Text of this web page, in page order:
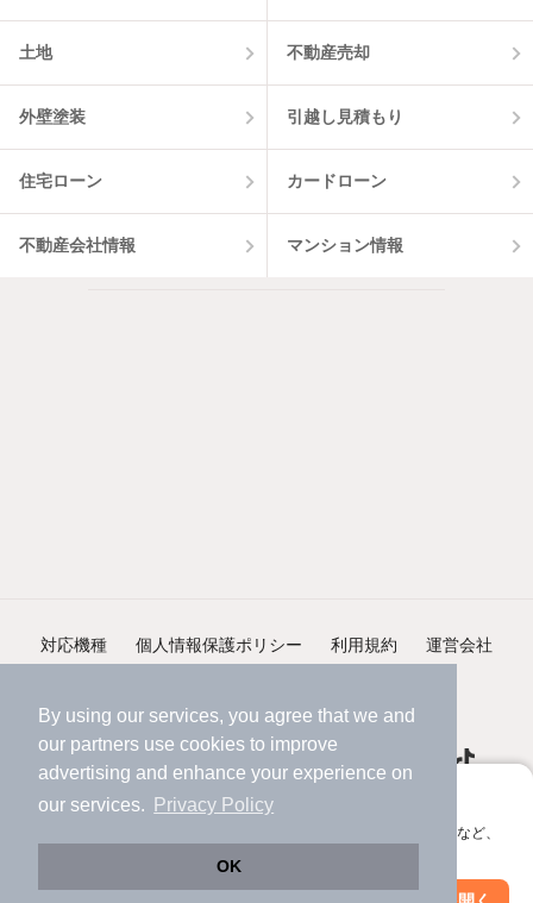
By using our services, you agree that we and
our partners use cookies to improve
advertising and enhance your experience on
our services.
Privacy Policy
OK
アプリに切り替えて、サクサクお部屋探し
会員登録なしですぐ使える。マップ検索やお気に入り保存など、
土地 不動産売却
外壁塗装 引越し見積もり
住宅ローン カードローン
不動産会社情報 マンション情報
対応機種 個人情報保護ポリシー 利用規約 運営会社
©NIFTY Lifestyle Co., Ltd.